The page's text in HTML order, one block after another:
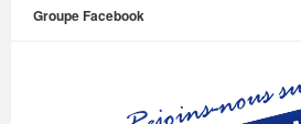
Groupe Facebook